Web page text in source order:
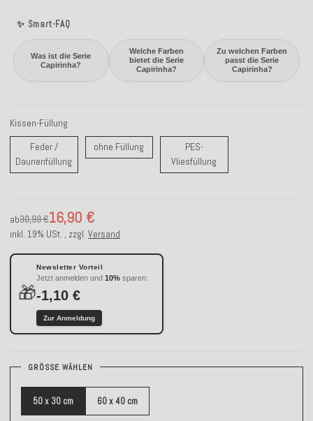
✨ Smart-FAQ
Was ist die Serie
Capirinha?
Welche Farben
bietet die Serie
Capirinha?
Zu welchen Farben
passt die Serie
Capirinha?
Kissen-Füllung
Feder /
Daunenfüllung Feder / Daunenfüllung
ohne Füllung ohne FüllungPES-
Vliesfüllung
ab 16,90 €
30,99 €
inkl. 19% USt. , zzgl. Versand
🎁
Newsletter Vorteil
Jetzt anmelden und 10% sparen:
-1,10 €
Zur Anmeldung
GRÖSSE WÄHLEN
50 x 30 cm 60 x 40 cm